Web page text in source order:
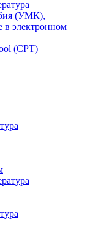
(УМК),
в электронном
(CPT)